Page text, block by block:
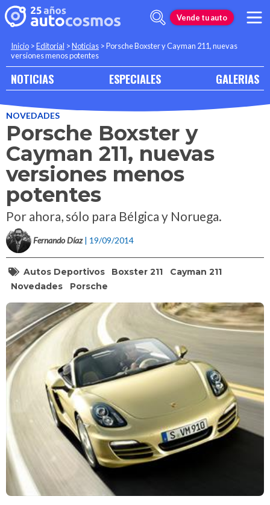
Vende tu auto
Inicio >Editorial >Noticias >Porsche Boxster y Cayman 211, nuevas
versiones menos potentes
NOTICIAS ESPECIALES GALERIAS
NOVEDADES
Porsche Boxster y
Cayman 211, nuevas
versiones menos
potentes
Por ahora, sólo para Bélgica y Noruega.
Fernando Díaz | 19/09/2014
Autos Deportivos Boxster 211
Cayman 211
Novedades
Porsche